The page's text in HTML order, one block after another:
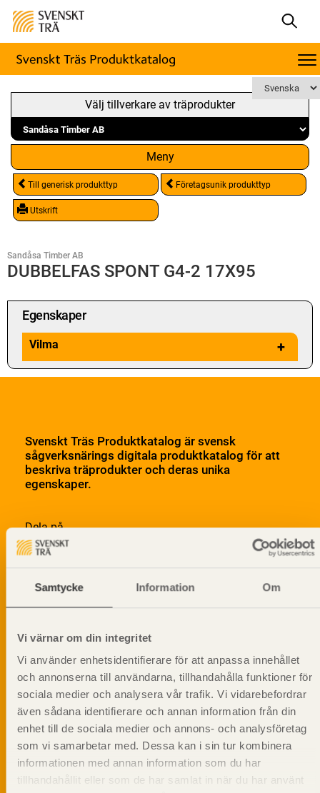
Samtycke Information Om
Vi värnar om din integritet
Vi använder enhetsidentifierare för att anpassa innehållet
och annonserna till användarna, tillhandahålla funktioner för
sociala medier och analysera vår trafik. Vi vidarebefordrar
även sådana identifierare och annan information från din
enhet till de sociala medier och annons- och analysföretag
som vi samarbetar med. Dessa kan i sin tur kombinera
informationen med annan information som du har
tillhandahållit eller som de har samlat in när du har använt
Välj tillverkare av träprodukter
Meny
Till generisk produkttyp Företagsunik produkttyp
Utskrift
Sandåsa Timber AB
DUBBELFAS SPONT G4-2 17X95
Egenskaper
Vilma +
Svenskt Träs Produktkatalog är svensk
sågverksnärings digitala produktkatalog för att
beskriva träprodukter och deras unika
egenskaper.
Dela på
Prenumerera på Svenskt Träs